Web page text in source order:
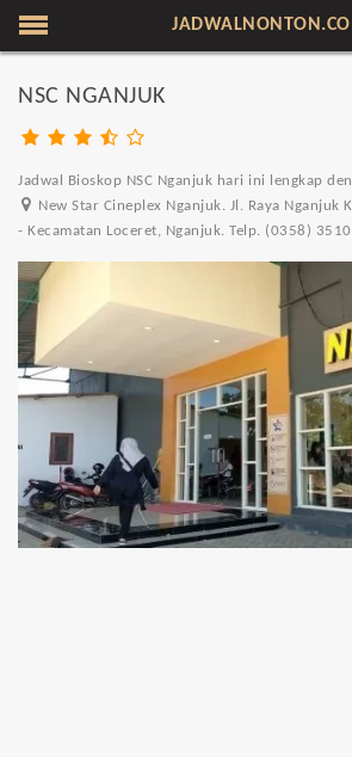
NSC NGANJUK
Jadwal Bioskop NSC Nganjuk hari ini lengkap
New Star Cineplex Nganjuk. Jl. Raya Nganjuk
- Kecamatan Loceret, Nganjuk. Telp. (0358)